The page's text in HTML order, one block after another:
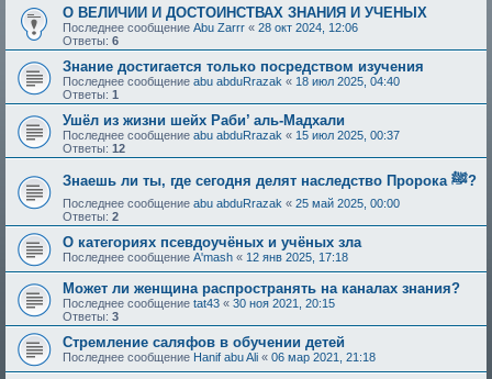
О ВЕЛИЧИИ И ДОСТОИНСТВАХ ЗНАНИЯ И УЧЕНЫХ
Последнее сообщение Abu Zarrr « 28 окт 2024, 12:06
Ответы: 6
Знание достигается только посредством изучения
Последнее сообщение abu abduRrazak « 18 июл 2025, 04:40
Ответы: 1
Ушёл из жизни шейх Раби’ аль-Мадхали
Последнее сообщение abu abduRrazak « 15 июл 2025, 00:37
Ответы: 12
Знаешь ли ты, где сегодня делят наследство Пророка ﷺ?
Последнее сообщение abu abduRrazak « 25 май 2025, 00:00
Ответы: 2
О категориях псевдоучёных и учёных зла
Последнее сообщение A'mash « 12 янв 2025, 17:18
Может ли женщина распространять на каналах знания?
Последнее сообщение tat43 « 30 ноя 2021, 20:15
Ответы: 3
Стремление саляфов в обучении детей
Последнее сообщение Hanif abu Ali « 06 мар 2021, 21:18